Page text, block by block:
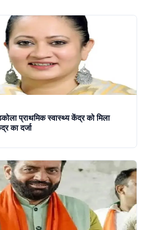
प्राथमिक स्वास्थ्य केंद्र को मिला
का दर्जा